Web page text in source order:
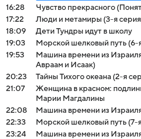
16:28
Чувство прекрасного
17:22
Люди и метамиры (3-я
18:09
Дети Тундры идут в школу
19:03
Морской шелковый путь (6-
19:53
Машина времени из
Авраам и Исаак)
20:23
Тайны Тихого океана (2-я
21:07
Женщина в красном:
Марии Магдалины
22:08
Машина времени из
22:33
Морской шелковый путь (7-
23:24
Машина времени из